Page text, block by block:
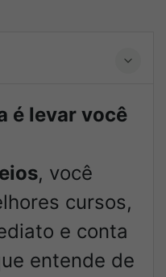
é levar você
, você
cursos,
e conta
entende de